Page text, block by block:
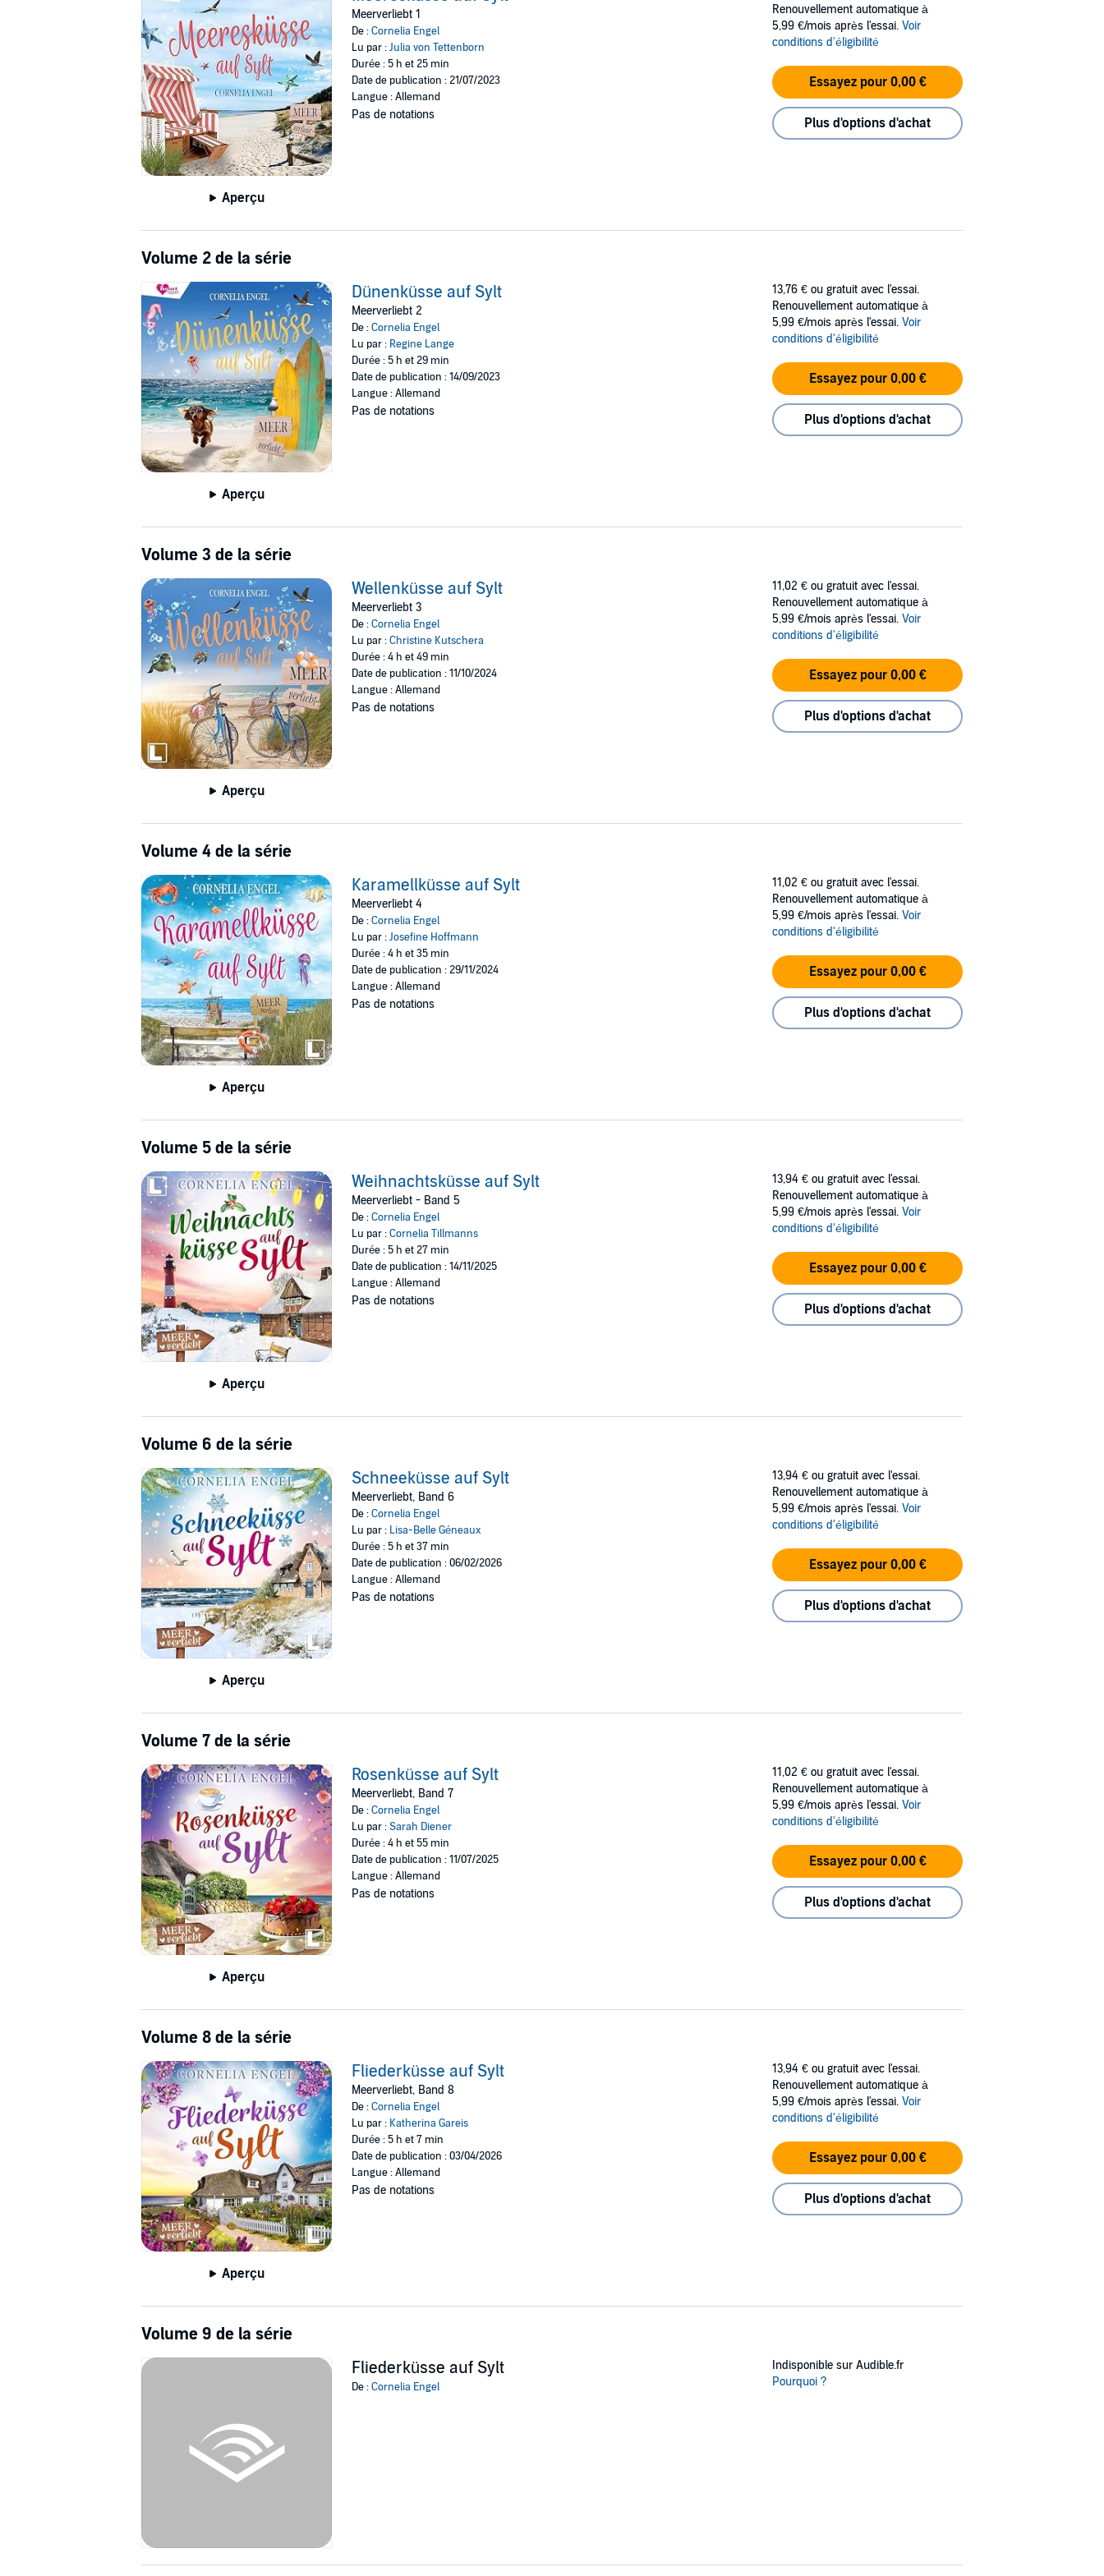
Aperçu
Meerverliebt 1
De :Cornelia Engel
Lu par :Julia von Tettenborn
Durée : 5 h et 25 min
Date de publication : 21/07/2023
Langue : Allemand
Pas de notations
Renouvellement automatique à
5,99 €/mois après l'essai. Voir
conditions d'éligibilité
Essayez pour 0,00 €
Plus d'options d'achat
Volume 2 de la série
Aperçu
Dünenküsse auf Sylt
Meerverliebt 2
De :Cornelia Engel
Lu par : Regine Lange
Durée : 5 h et 29 min
Date de publication : 14/09/2023
Langue : Allemand
Pas de notations
13,76 € ou gratuit avec l'essai.
Renouvellement automatique à
5,99 €/mois après l'essai. Voir
conditions d'éligibilité
Essayez pour 0,00 €
Plus d'options d'achat
Volume 3 de la série
Aperçu
Wellenküsse auf Sylt
Meerverliebt 3
De :Cornelia Engel
Lu par :Christine Kutschera
Durée : 4 h et 49 min
Date de publication : 11/10/2024
Langue : Allemand
Pas de notations
11,02 € ou gratuit avec l'essai.
Renouvellement automatique à
5,99 €/mois après l'essai. Voir
conditions d'éligibilité
Essayez pour 0,00 €
Plus d'options d'achat
Volume 4 de la série
Aperçu
Karamellküsse auf Sylt
Meerverliebt 4
De :Cornelia Engel
Lu par :Josefine Hoffmann
Durée : 4 h et 35 min
Date de publication : 29/11/2024
Langue : Allemand
Pas de notations
11,02 € ou gratuit avec l'essai.
Renouvellement automatique à
5,99 €/mois après l'essai. Voir
conditions d'éligibilité
Essayez pour 0,00 €
Plus d'options d'achat
Volume 5 de la série
Aperçu
Weihnachtsküsse auf Sylt
Meerverliebt - Band 5
De :Cornelia Engel
Lu par :Cornelia Tillmanns
Durée : 5 h et 27 min
Date de publication : 14/11/2025
Langue : Allemand
Pas de notations
13,94 € ou gratuit avec l'essai.
Renouvellement automatique à
5,99 €/mois après l'essai. Voir
conditions d'éligibilité
Essayez pour 0,00 €
Plus d'options d'achat
Volume 6 de la série
Aperçu
Schneeküsse auf Sylt
Meerverliebt, Band 6
De :Cornelia Engel
Lu par : Lisa-Belle Géneaux
Durée : 5 h et 37 min
Date de publication : 06/02/2026
Langue : Allemand
Pas de notations
13,94 € ou gratuit avec l'essai.
Renouvellement automatique à
5,99 €/mois après l'essai. Voir
conditions d'éligibilité
Essayez pour 0,00 €
Plus d'options d'achat
Volume 7 de la série
Aperçu
Rosenküsse auf Sylt
Meerverliebt, Band 7
De :Cornelia Engel
Lu par :Sarah Diener
Durée : 4 h et 55 min
Date de publication : 11/07/2025
Langue : Allemand
Pas de notations
11,02 € ou gratuit avec l'essai.
Renouvellement automatique à
5,99 €/mois après l'essai. Voir
conditions d'éligibilité
Essayez pour 0,00 €
Plus d'options d'achat
Volume 8 de la série
Aperçu
Fliederküsse auf Sylt
Meerverliebt, Band 8
De :Cornelia Engel
Lu par : Katherina Gareis
Durée : 5 h et 7 min
Date de publication : 03/04/2026
Langue : Allemand
Pas de notations
13,94 € ou gratuit avec l'essai.
Renouvellement automatique à
5,99 €/mois après l'essai. Voir
conditions d'éligibilité
Essayez pour 0,00 €
Plus d'options d'achat
Volume 9 de la série
Fliederküsse auf Sylt
De :Cornelia Engel
Indisponible sur Audible.fr
Pourquoi ?